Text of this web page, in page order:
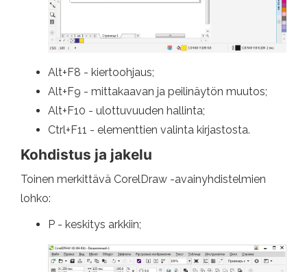
Alt+F8 - kiertoohjaus;
Alt+F9 - mittakaavan ja peilinäytön muutos;
Alt+F10 - ulottuvuuden hallinta;
Ctrl+F11 - elementtien valinta kirjastosta.
Kohdistus ja jakelu
Toinen merkittävä CorelDraw -avainyhdistelmien
lohko:
P - keskitys arkkiin;